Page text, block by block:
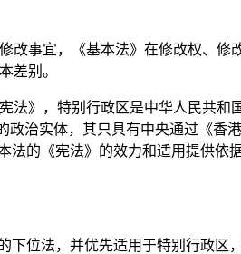
事宜，《基本法》在修改权、修
差别。
》，特别行政区是中华人民共和
治实体，其只具有中央通过《香
法的《宪法》的效力和适用提供依
位法，并优先适用于特别行政区